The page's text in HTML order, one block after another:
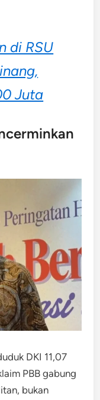
di RSU
Juta
DKI 11,07
PBB gabung
bukan